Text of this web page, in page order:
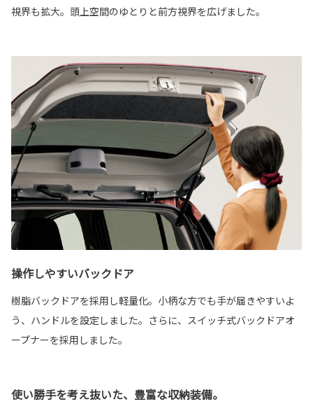
視界も拡大。頭上空間のゆとりと前方視界を広げました。
操作しやすいバックドア
樹脂バックドアを採用し軽量化。小柄な方でも手が届きやすいよ
う、ハンドルを設定しました。さらに、スイッチ式バックドアオ
ープナーを採用しました。
使い勝手を考え抜いた、豊富な収納装備。